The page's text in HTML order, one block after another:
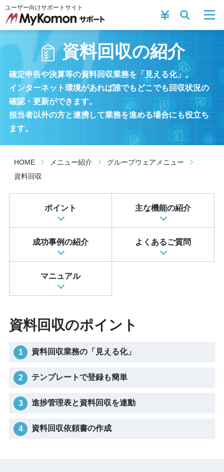
ユーザー向けサポートサイト
資料回収の紹介
確定申告や決算等の資料回収業務を「見える化」。
インターネット環境があれば誰でもどこでも回収状況の
確認・更新ができます。
担当者以外の方と連携して業務を進める場合にも役立ち
ます。
HOME メニュー紹介
グループウェアメニュー
資料回収
ポイント 主な機能の紹介
成功事例の紹介 よくあるご質問
マニュアル
資料回収のポイント
資料回収業務の「見える化」
テンプレートで登録も簡単
進捗管理表と資料回収を連動
資料回収依頼書の作成